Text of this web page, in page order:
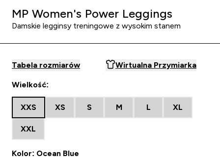
MP Women's Power Leggings
Damskie legginsy treningowe z wysokim stanem
Tabela rozmiarów Wirtualna Przymiarka
Wielkość:
XXS XS S M L XL
XXL
Kolor: Ocean Blue